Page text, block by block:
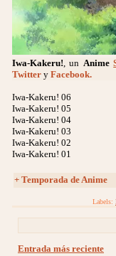
Iwa-Kakeru! , un Anime
Twitter y Facebook.
Iwa-Kakeru! 06
Iwa-Kakeru! 05
Iwa-Kakeru! 04
Iwa-Kakeru! 03
Iwa-Kakeru! 02
Iwa-Kakeru! 01
+ Temporada de Anime
Labels:
Entrada más reciente